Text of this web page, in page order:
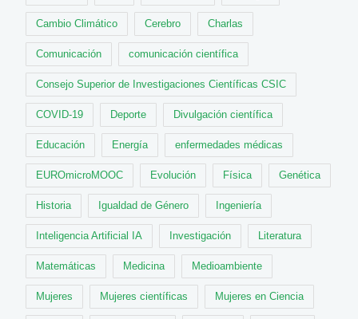
Cambio Climático Cerebro Charlas
Comunicación comunicación científica
Consejo Superior de Investigaciones Científicas CSIC
COVID-19 Deporte Divulgación científica
Educación Energía enfermedades médicas
EUROmicroMOOC Evolución Física Genética
Historia Igualdad de Género Ingeniería
Inteligencia Artificial IA Investigación Literatura
Matemáticas Medicina Medioambiente
Mujeres Mujeres científicas Mujeres en Ciencia